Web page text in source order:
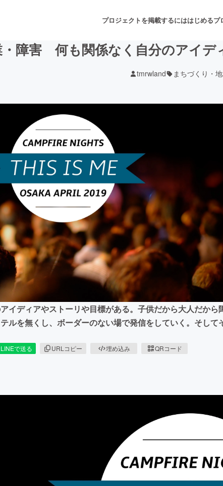
プロジェクトを掲載するにははじめるプ
音楽
ジェット ゲーム・サービス開発
チャレンジ
活性化
CAMPFIRE for Social Good
CAMPFIREふるさと納税machi-ya
障害 何も関係なく自分のアイデ
tmrwland まちづくり・
イディアやストーリや目標がある。子供だから大人だから
ルを無くし、ボーダーのない場で発信をしていく。そして
LINEで送る URLコピー 埋め込み QRコード